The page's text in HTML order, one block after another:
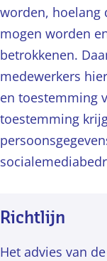
worden, hoelang
mogen worden
betrokkenen.
medewerkers
en toestemming
toestemming
Richtlijn
Het advies van